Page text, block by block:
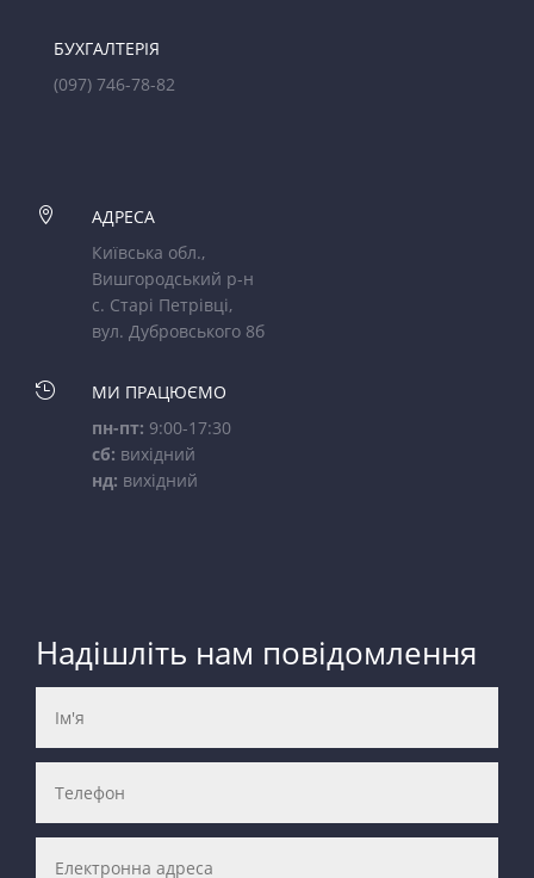
БУХГАЛТЕРІЯ
(097) 746-78-82

АДРЕСА
Київська обл.,
Вишгородський р-н
с. Старі Петрівці,
вул. Дубровського 8б

МИ ПРАЦЮЄМО
пн-пт: 9:00-17:30
сб: вихідний
нд: вихідний
Надішліть нам повідомлення